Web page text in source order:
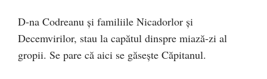
D-na Codreanu şi familiile Nicadorlor şi
Decemvirilor, stau la capătul dinspre miază-zi al
gropii. Se pare că aici se găseşte Căpitanul.